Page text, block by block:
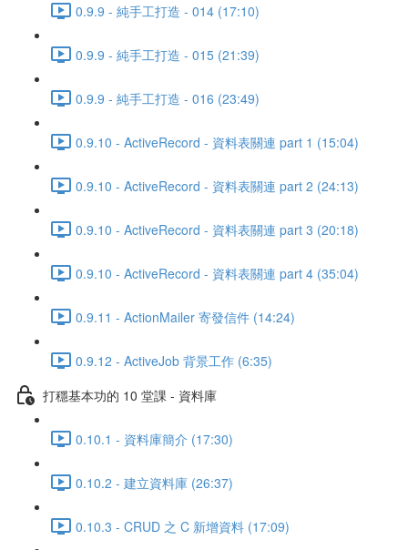
0.9.9 - 純手工打造 - 014 (17:10)
0.9.9 - 純手工打造 - 015 (21:39)
0.9.9 - 純手工打造 - 016 (23:49)
0.9.10 - ActiveRecord - 資料表關連 part 1 (15:04)
0.9.10 - ActiveRecord - 資料表關連 part 2 (24:13)
0.9.10 - ActiveRecord - 資料表關連 part 3 (20:18)
0.9.10 - ActiveRecord - 資料表關連 part 4 (35:04)
0.9.11 - ActionMailer 寄發信件 (14:24)
0.9.12 - ActiveJob 背景工作 (6:35)
打穩基本功的 10 堂課 - 資料庫
0.10.1 - 資料庫簡介 (17:30)
0.10.2 - 建立資料庫 (26:37)
0.10.3 - CRUD 之 C 新增資料 (17:09)